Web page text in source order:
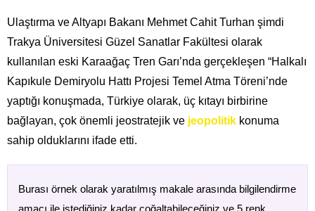
Ulaştırma ve Altyapı Bakanı Mehmet Cahit Turhan şimdi
Trakya Üniversitesi Güzel Sanatlar Fakültesi olarak
kullanılan eski Karaağaç Tren Garı’nda gerçekleşen “Halkalı
Kapıkule Demiryolu Hattı Projesi Temel Atma Töreni’nde
yaptığı konuşmada, Türkiye olarak, üç kıtayı birbirine
bağlayan, çok önemli jeostratejik ve jeopolitik konuma
sahip olduklarını ifade etti.
Burası örnek olarak yaratılmış makale arasında bilgilendirme